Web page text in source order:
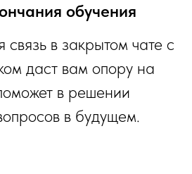
обучения
в закрытом чате с
даст вам опору на
в решении
в будущем.